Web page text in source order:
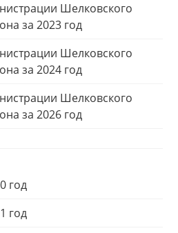
Шелковского
за 2023 год
Шелковского
за 2024 год
Шелковского
за 2026 год
год
год